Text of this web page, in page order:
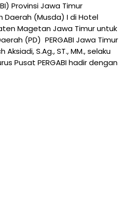
Provinsi Jawa Timur
Daerah (Musda) I di Hotel
Magetan Jawa Timur untuk
(PD) PERGABI Jawa Timur
S.Ag., ST., MM., selaku
Pusat PERGABI hadir dengan